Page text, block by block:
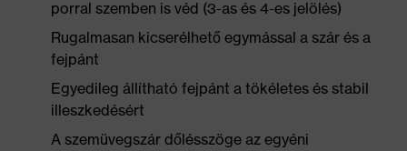
porral szemben is véd (3-as és 4-es jelölés)
Rugalmasan kicserélhető egymással a szár és a
fejpánt
Egyedileg állítható fejpánt a tökéletes és stabil
illeszkedésért
A szemüvegszár dőlésszöge az egyéni